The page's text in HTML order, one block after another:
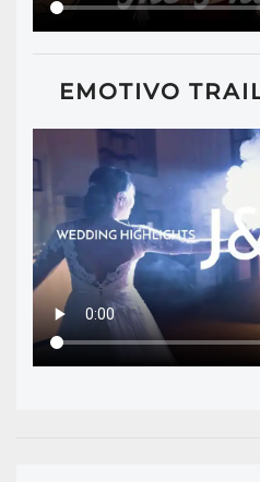
EMOTIVO